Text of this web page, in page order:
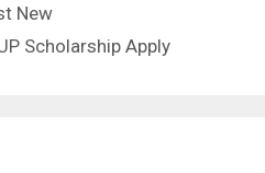
New
Scholarship Apply